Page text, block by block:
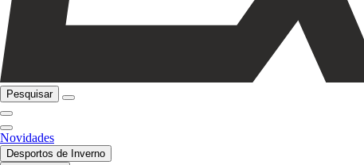
Pesquisar
Novidades
Desportos de Inverno